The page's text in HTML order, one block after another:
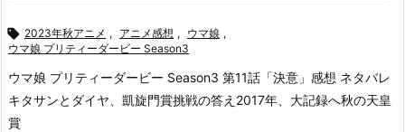
 2023年秋アニメ , アニメ感想 , ウマ娘 ,
ウマ娘 プリティーダービー Season3
ウマ娘 プリティーダービー Season3 第11話「決意」感想 ネタバレ
キタサンとダイヤ、凱旋門賞挑戦の答え 2017年、大記録へ秋の天皇
賞